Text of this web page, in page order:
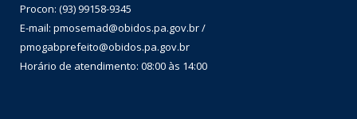
Procon: (93) 99158-9345
E-mail: pmosemad@obidos.pa.gov.br /
pmogabprefeito@obidos.pa.gov.br
Horário de atendimento: 08:00 às 14:00